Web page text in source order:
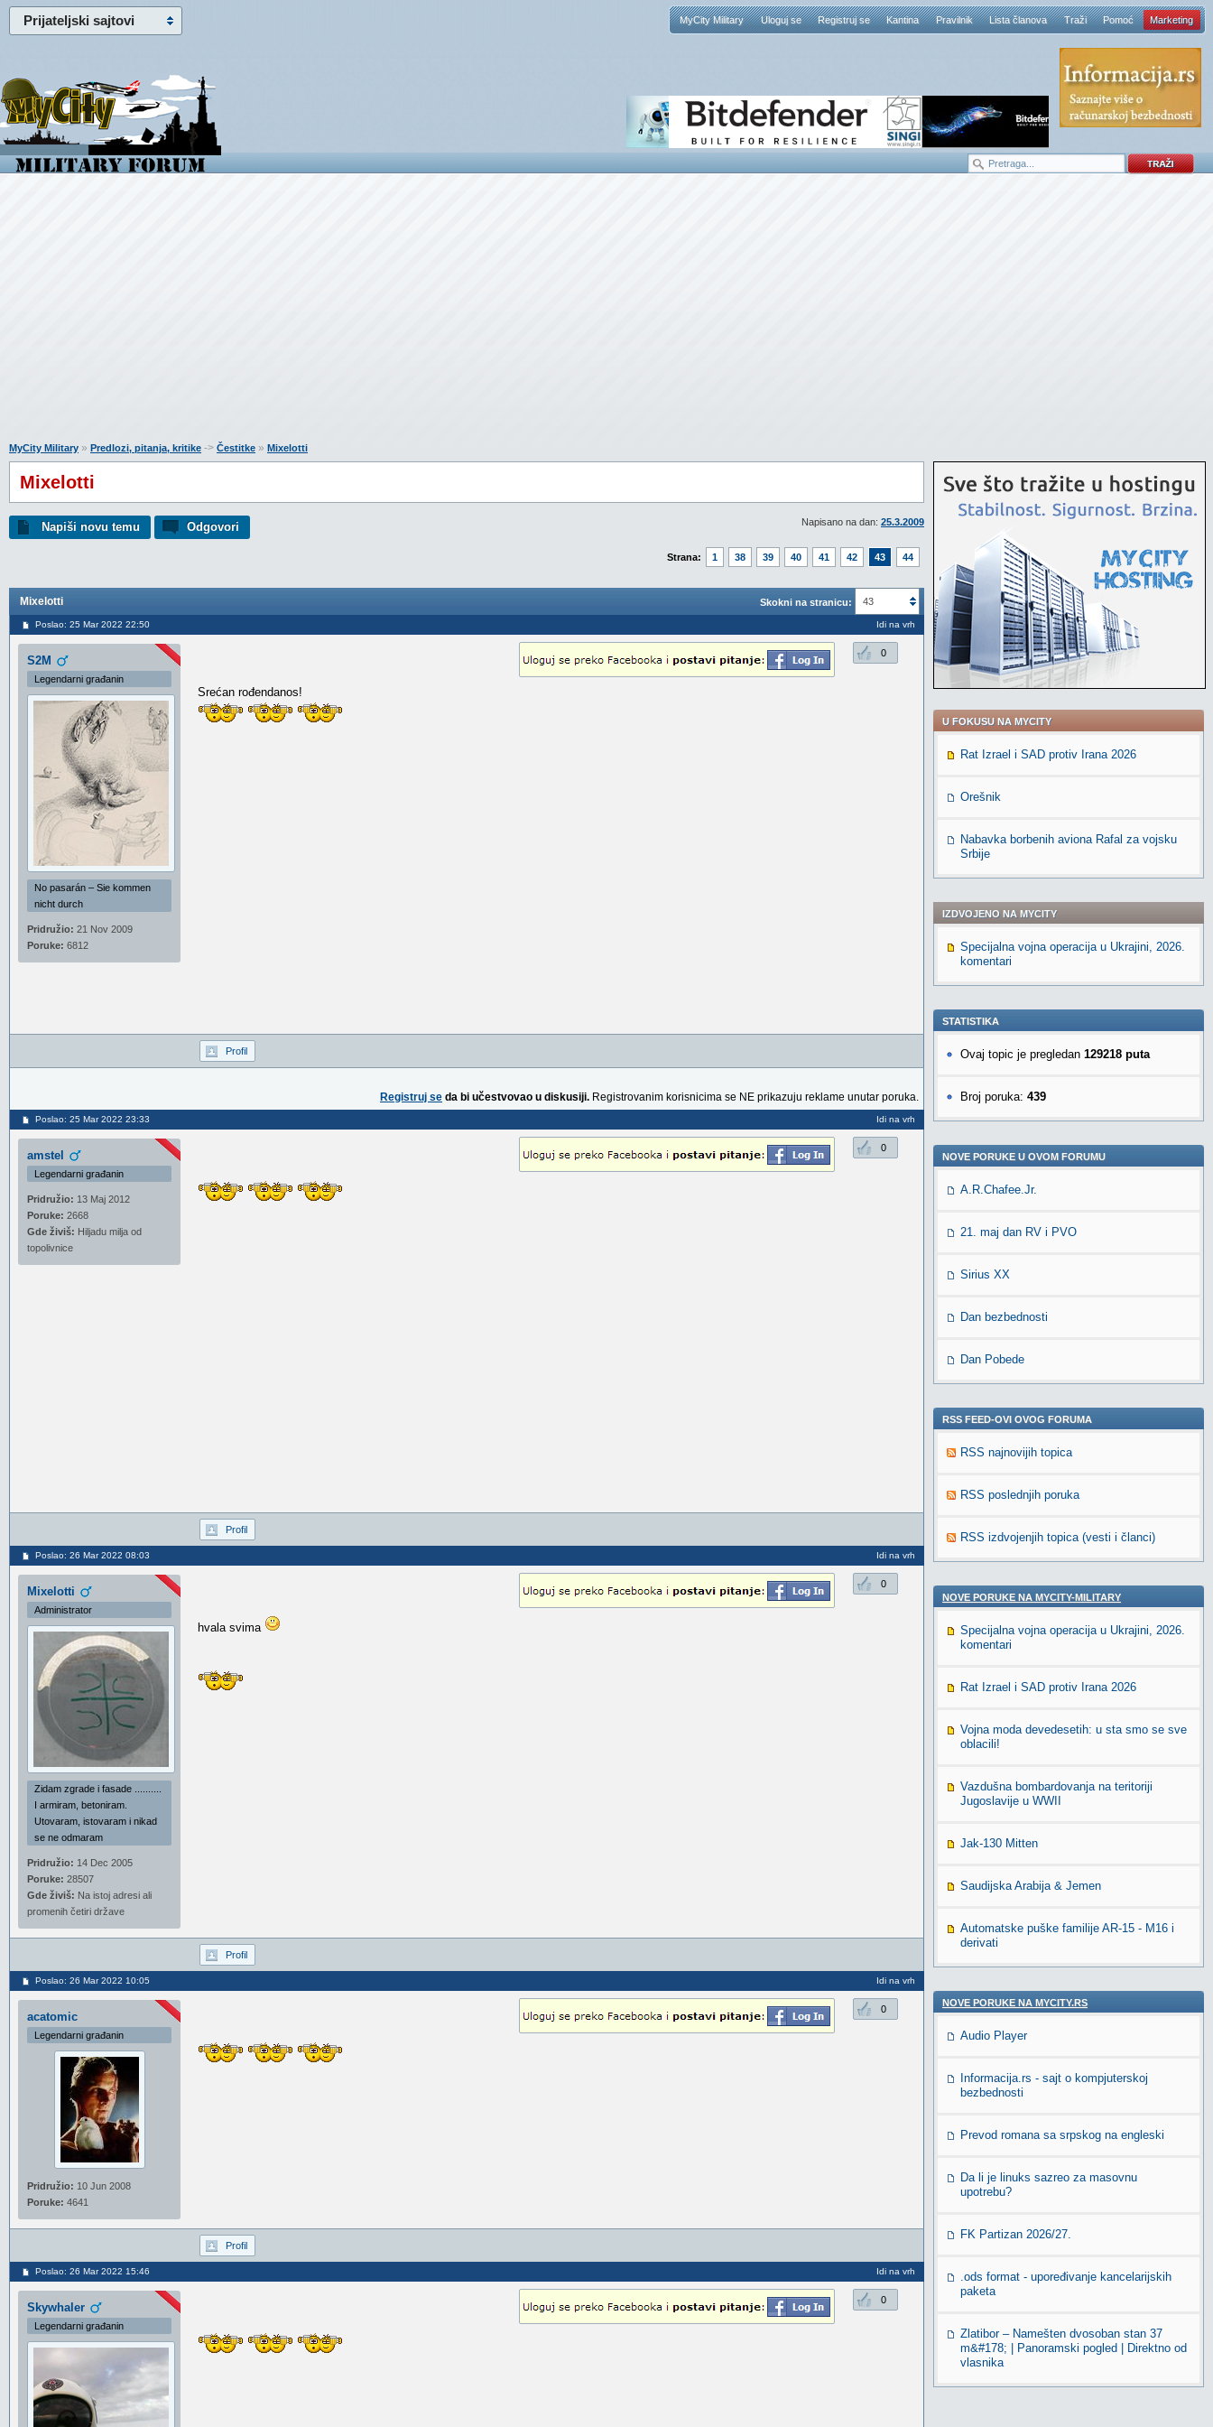
Prijateljski sajtovi MyCity Military Uloguj se Registruj se Kantina Pravilnik Lista članova Traži Pomoć Marketing
MyCity Military » Predlozi, pitanja, kritike -> Čestitke » Mixelotti
Mixelotti
Napisano na dan: 25.3.2009
Napiši novu temu Odgovori
Strana: 1 38 39 40 41 42 43 44
Skokni na stranicu: 43
Mixelotti
Poslao: 25 Mar 2022 22:50 Idi na vrh
S2M
Legendarni građanin
No pasarán – Sie kommen
nicht durch
Pridružio: 21 Nov 2009
Poruke: 6812
0
Srećan rođendanos!
Profil
Registruj se da bi učestvovao u diskusiji. Registrovanim korisnicima se NE prikazuju reklame unutar poruka.
Poslao: 25 Mar 2022 23:33 Idi na vrh
amstel
Legendarni građanin
Pridružio: 13 Maj 2012
Poruke: 2668
Gde živiš: Hiljadu milja od
topolivnice
0
Profil
Poslao: 26 Mar 2022 08:03 Idi na vrh
Mixelotti
Administrator
Zidam zgrade i fasade ..........
I armiram, betoniram.
Utovaram, istovaram i nikad
se ne odmaram
Pridružio: 14 Dec 2005
Poruke: 28507
Gde živiš: Na istoj adresi ali
promenih četiri države
0
hvala svima
Profil
Poslao: 26 Mar 2022 10:05 Idi na vrh
acatomic
Legendarni građanin
Pridružio: 10 Jun 2008
Poruke: 4641
0
Profil
Poslao: 26 Mar 2022 15:46 Idi na vrh
Skywhaler
Legendarni građanin
0
U FOKUSU NA MYCITY
Rat Izrael i SAD protiv Irana 2026
Orešnik
Nabavka borbenih aviona Rafal za vojsku
Srbije
IZDVOJENO NA MYCITY
Specijalna vojna operacija u Ukrajini, 2026.
komentari
STATISTIKA
Ovaj topic je pregledan 129218 puta
Broj poruka: 439
NOVE PORUKE U OVOM FORUMU
A.R.Chafee.Jr.
21. maj dan RV i PVO
Sirius XX
Dan bezbednosti
Dan Pobede
RSS FEED-OVI OVOG FORUMA
RSS najnovijih topica
RSS poslednjih poruka
RSS izdvojenjih topica (vesti i članci)
NOVE PORUKE NA MYCITY-MILITARY
Specijalna vojna operacija u Ukrajini, 2026.
komentari
Rat Izrael i SAD protiv Irana 2026
Vojna moda devedesetih: u sta smo se sve
oblacili!
Vazdušna bombardovanja na teritoriji
Jugoslavije u WWII
Jak-130 Mitten
Saudijska Arabija & Jemen
Automatske puške familije AR-15 - M16 i
derivati
NOVE PORUKE NA MYCITY.RS
Audio Player
Informacija.rs - sajt o kompjuterskoj
bezbednosti
Prevod romana sa srpskog na engleski
Da li je linuks sazreo za masovnu
upotrebu?
FK Partizan 2026/27.
.ods format - upoređivanje kancelarijskih
paketa
Zlatibor – Namešten dvosoban stan 37
m&#178; | Panoramski pogled | Direktno od
vlasnika